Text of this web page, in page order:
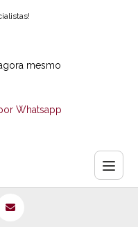
mesmo
Whatsapp